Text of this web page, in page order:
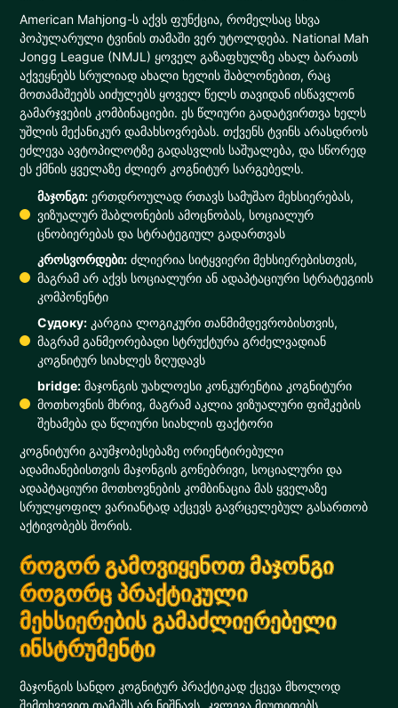
American Mahjong-ს აქვს ფუნქცია, რომელსაც სხვა
პოპულარული ტვინის თამაში ვერ უტოლდება. National Mah
Jongg League (NMJL) ყოველ გაზაფხულზე ახალ ბარათს
აქვეყნებს სრულიად ახალი ხელის შაბლონებით, რაც
მოთამაშეებს აიძულებს ყოველ წელს თავიდან ისწავლონ
გამარჯვების კომბინაციები. ეს წლიური გადატვირთვა ხელს
უშლის მექანიკურ დამახსოვრებას. თქვენს ტვინს არასდროს
ეძლევა ავტოპილოტზე გადასვლის საშუალება, და სწორედ
ეს ქმნის ყველაზე ძლიერ კოგნიტურ სარგებელს.
მაჯონგი: ერთდროულად რთავს სამუშაო მეხსიერებას,
ვიზუალურ შაბლონების ამოცნობას, სოციალურ
ცნობიერებას და სტრატეგიულ გადართვას
კროსვორდები: ძლიერია სიტყვიერი მეხსიერებისთვის,
მაგრამ არ აქვს სოციალური ან ადაპტაციური სტრატეგიის
კომპონენტი
Судоку: კარგია ლოგიკური თანმიმდევრობისთვის,
მაგრამ განმეორებადი სტრუქტურა გრძელვადიან
კოგნიტურ სიახლეს ზღუდავს
bridge: მაჯონგის უახლოესი კონკურენტია კოგნიტური
მოთხოვნის მხრივ, მაგრამ აკლია ვიზუალური ფიშკების
შეხამება და წლიური სიახლის ფაქტორი
კოგნიტური გაუმჯობესებაზე ორიენტირებული
ადამიანებისთვის მაჯონგის გონებრივი, სოციალური და
ადაპტაციური მოთხოვნების კომბინაცია მას ყველაზე
სრულყოფილ ვარიანტად აქცევს გავრცელებულ გასართობ
აქტივობებს შორის.
როგორ გამოვიყენოთ მაჯონგი
როგორც პრაქტიკული
მეხსიერების გამაძლიერებელი
ინსტრუმენტი
მაჯონგის სანდო კოგნიტურ პრაქტიკად ქცევა მხოლოდ
შემთხვევით თამაშს არ ნიშნავს. კვლევა მიუთითებს